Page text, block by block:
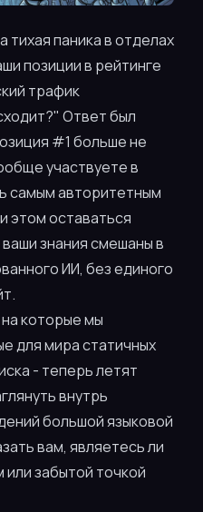
паника в отделах
позиции в рейтинге
трафик
Ответ был
#1 больше не
участвуете в
самым авторитетным
этом оставаться
знания смешаны в
ИИ, без единого
которые мы
для мира статичных
- теперь летят
внутрь
большой языковой
вам, являетесь ли
забытой точкой